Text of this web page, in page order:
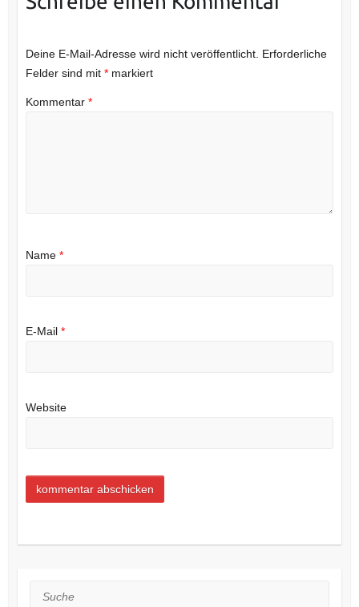
Deine E-Mail-Adresse wird nicht veröffentlicht. Erforderliche
Felder sind mit *markiert
Kommentar *
Name *
E-Mail *
Website
Suche